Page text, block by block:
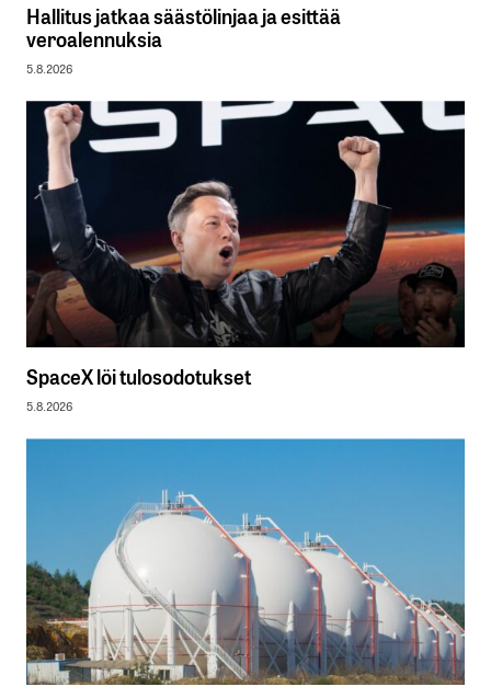
Hallitus jatkaa säästölinjaa ja esittää
veroalennuksia
5.8.2026
SpaceX löi tulosodotukset
5.8.2026